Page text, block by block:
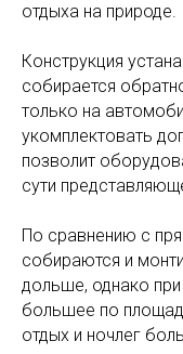
отдыха на природе.
Конструкция
собирается
только на
укомплектовать
позволит
сути
По сравнению с
собираются и
дольше, однако
большее по
отдых и ночлег